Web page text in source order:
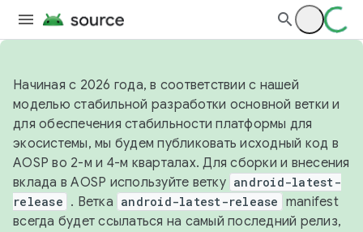
Начиная с 2026 года, в соответствии с нашей
моделью стабильной разработки основной ветки и
для обеспечения стабильности платформы для
экосистемы, мы будем публиковать исходный код в
AOSP во 2-м и 4-м кварталах. Для сборки и внесения
вклада в AOSP используйте ветку android-latest-
release . Ветка android-latest-release manifest
всегда будет ссылаться на самый последний релиз,